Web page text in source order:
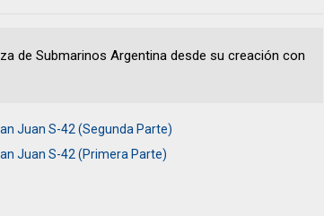
de Submarinos Argentina desde su creación con
Juan S-42 (Segunda Parte)
Juan S-42 (Primera Parte)